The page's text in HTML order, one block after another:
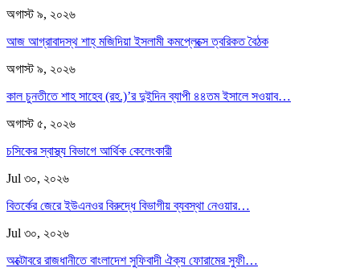
অগাস্ট ৯, ২০২৬
আজ আগ্রাবাদস্থ শাহ্ মজিদিয়া ইসলামী কমপ্লেক্সে ত্বরিকত বৈঠক
অগাস্ট ৯, ২০২৬
কাল চুনতীতে শাহ সাহেব (রহ.)’র দুইদিন ব্যাপী ৪৪তম ইসালে সওয়াব…
অগাস্ট ৫, ২০২৬
চসিকের স্বাস্থ্য বিভাগে আর্থিক কেলেংকারী
Jul ৩০, ২০২৬
বিতর্কের জেরে ইউএনওর বিরুদ্ধে বিভাগীয় ব্যবস্থা নেওয়ার…
Jul ৩০, ২০২৬
অক্টোবরে রাজধানীতে বাংলাদেশ সুফিবাদী ঐক্য ফোরামের সুফী…